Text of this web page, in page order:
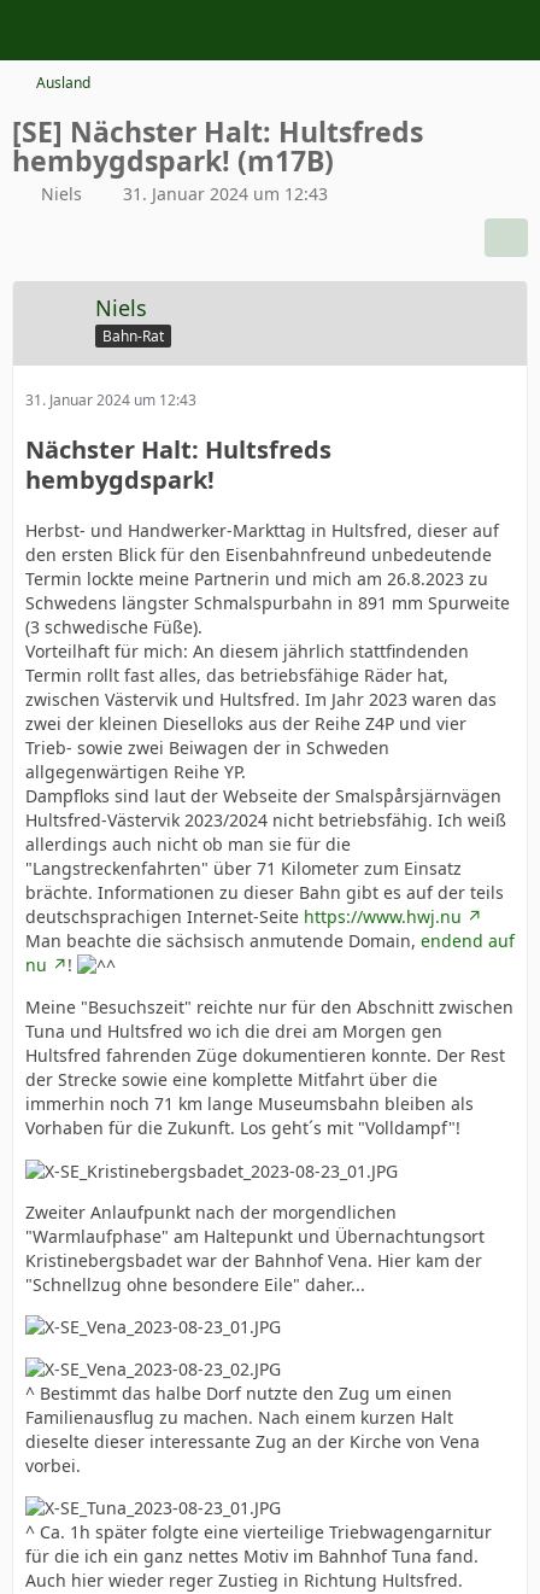
Ausland
[SE] Nächster Halt: Hultsfreds
hembygdspark! (m17B)
Niels 31. Januar 2024 um 12:43
Niels
Bahn-Rat
31. Januar 2024 um 12:43
Nächster Halt: Hultsfreds
hembygdspark!
Herbst- und Handwerker-Markttag in Hultsfred, dieser auf
den ersten Blick für den Eisenbahnfreund unbedeutende
Termin lockte meine Partnerin und mich am 26.8.2023 zu
Schwedens längster Schmalspurbahn in 891 mm Spurweite
(3 schwedische Füße).
Vorteilhaft für mich: An diesem jährlich stattfindenden
Termin rollt fast alles, das betriebsfähige Räder hat,
zwischen Västervik und Hultsfred. Im Jahr 2023 waren das
zwei der kleinen Dieselloks aus der Reihe Z4P und vier
Trieb- sowie zwei Beiwagen der in Schweden
allgegenwärtigen Reihe YP.
Dampfloks sind laut der Webseite der Smalspårsjärnvägen
Hultsfred-Västervik 2023/2024 nicht betriebsfähig. Ich weiß
allerdings auch nicht ob man sie für die
"Langstreckenfahrten" über 71 Kilometer zum Einsatz
brächte. Informationen zu dieser Bahn gibt es auf der teils
deutschsprachigen Internet-Seite https://www.hwj.nu
Man beachte die sächsisch anmutende Domain, endend auf
nu
!
Meine "Besuchszeit" reichte nur für den Abschnitt zwischen
Tuna und Hultsfred wo ich die drei am Morgen gen
Hultsfred fahrenden Züge dokumentieren konnte. Der Rest
der Strecke sowie eine komplette Mitfahrt über die
immerhin noch 71 km lange Museumsbahn bleiben als
Vorhaben für die Zukunft. Los geht´s mit "Volldampf"!
Zweiter Anlaufpunkt nach der morgendlichen
"Warmlaufphase" am Haltepunkt und Übernachtungsort
Kristinebergsbadet war der Bahnhof Vena. Hier kam der
"Schnellzug ohne besondere Eile" daher...
^ Bestimmt das halbe Dorf nutzte den Zug um einen
Familienausflug zu machen. Nach einem kurzen Halt
dieselte dieser interessante Zug an der Kirche von Vena
vorbei.
^ Ca. 1h später folgte eine vierteilige Triebwagengarnitur
für die ich ein ganz nettes Motiv im Bahnhof Tuna fand.
Auch hier wieder reger Zustieg in Richtung Hultsfred.